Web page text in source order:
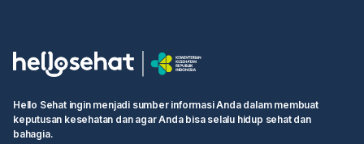
Hello Sehat ingin menjadi sumber informasi Anda dalam membuat
keputusan kesehatan dan agar Anda bisa selalu hidup sehat dan
bahagia.